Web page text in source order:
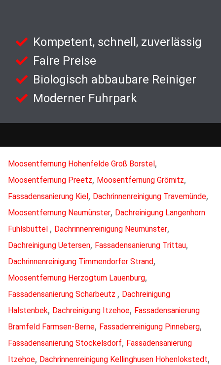
Kompetent, schnell, zuverlässig
Faire Preise
Biologisch abbaubare Reiniger
Moderner Fuhrpark
Moosentfernung Hohenfelde Groß Borstel,
Moosentfernung Preetz, Moosentfernung Grömitz,
Fassadensanierung Kiel, Dachrinnenreinigung Travemünde,
Moosentfernung Neumünster, Dachreinigung Langenhorn
Fuhlsbüttel , Dachrinnenreinigung Neumünster,
Dachreinigung Uetersen, Fassadensanierung Trittau,
Dachrinnenreinigung Timmendorfer Strand,
Moosentfernung Herzogtum Lauenburg,
Fassadensanierung Scharbeutz , Dachreinigung
Halstenbek, Dachreinigung Itzehoe, Fassadensanierung
Bramfeld Farmsen-Berne, Fassadenreinigung Pinneberg,
Fassadensanierung Stockelsdorf, Fassadensanierung
Itzehoe, Dachrinnenreinigung Kellinghusen Hohenlokstedt,